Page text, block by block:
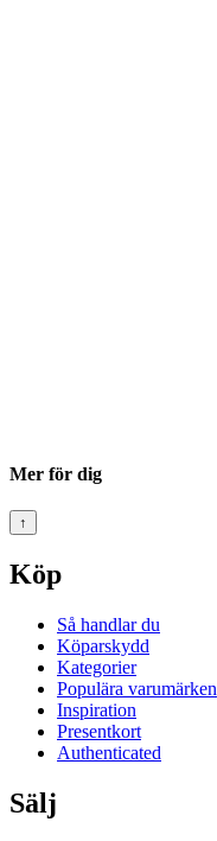
Mer för dig
↑
Köp
Så handlar du
Köparskydd
Kategorier
Populära varumärken
Inspiration
Presentkort
Authenticated
Sälj